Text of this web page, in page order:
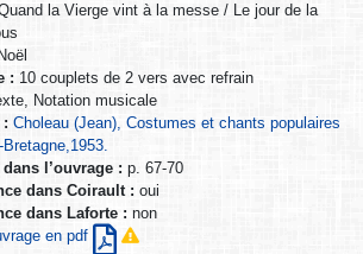
la Vierge vint à la messe / Le jour de la
Noël
: 10 couplets de 2 vers avec refrain
Notation musicale
: Choleau (Jean), Costumes et chants populaires
l’ouvrage : p. 67-70
dans Coirault : oui
dans Laforte : non
en pdf